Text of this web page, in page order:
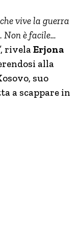
vive la guerra
è facile…
rivelaErjona
alla
suo
a scappare in